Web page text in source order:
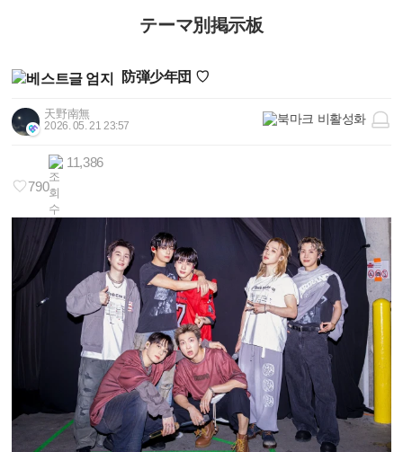
テーマ別掲示板
防弾少年団 ♡
天野南無
2026. 05. 21 23:57
790
11,386